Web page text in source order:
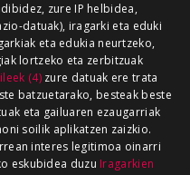
zure IP helbidea,
datuak), iragarki eta eduki
eta edukia neurtzeko,
lortzeko eta zerbitzuak
(4)zure datuak ere trata
batzuetarako, besteak beste
eta gailuaren ezaugarriak
soilik aplikatzen zaizkio.
interes legitimoa oinarri
eskubidea duzu Iragarkien